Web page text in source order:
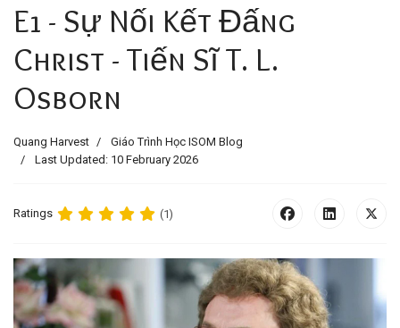
E1 - Sự Nối Kết Đấng
Christ - Tiến Sĩ T. L.
Osborn
Quang Harvest
Giáo Trình Học ISOM Blog
Last Updated: 10 February 2026
Ratings (1)